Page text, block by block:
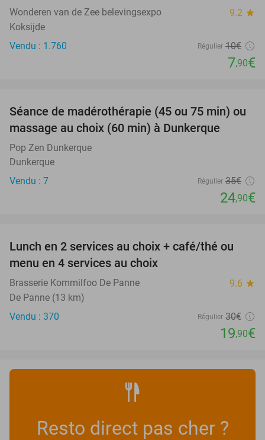
Wonderen van de Zee belevingsexpo 9.2 star
Koksijde
Vendu : 1.760
Régulier 10€
7,90€
29%
Séance de madérothérapie (45 ou 75 min) ou
massage au choix (60 min) à Dunkerque
Pop Zen Dunkerque
Dunkerque
Vendu : 7
Régulier 35€
24,90€
34%
Lunch en 2 services au choix + café/thé ou
menu en 4 services au choix
Brasserie Kommilfoo De Panne 9.6 star
De Panne (13 km)
Vendu : 370
Régulier 30€
19,90€
Resto direct pas cher ?